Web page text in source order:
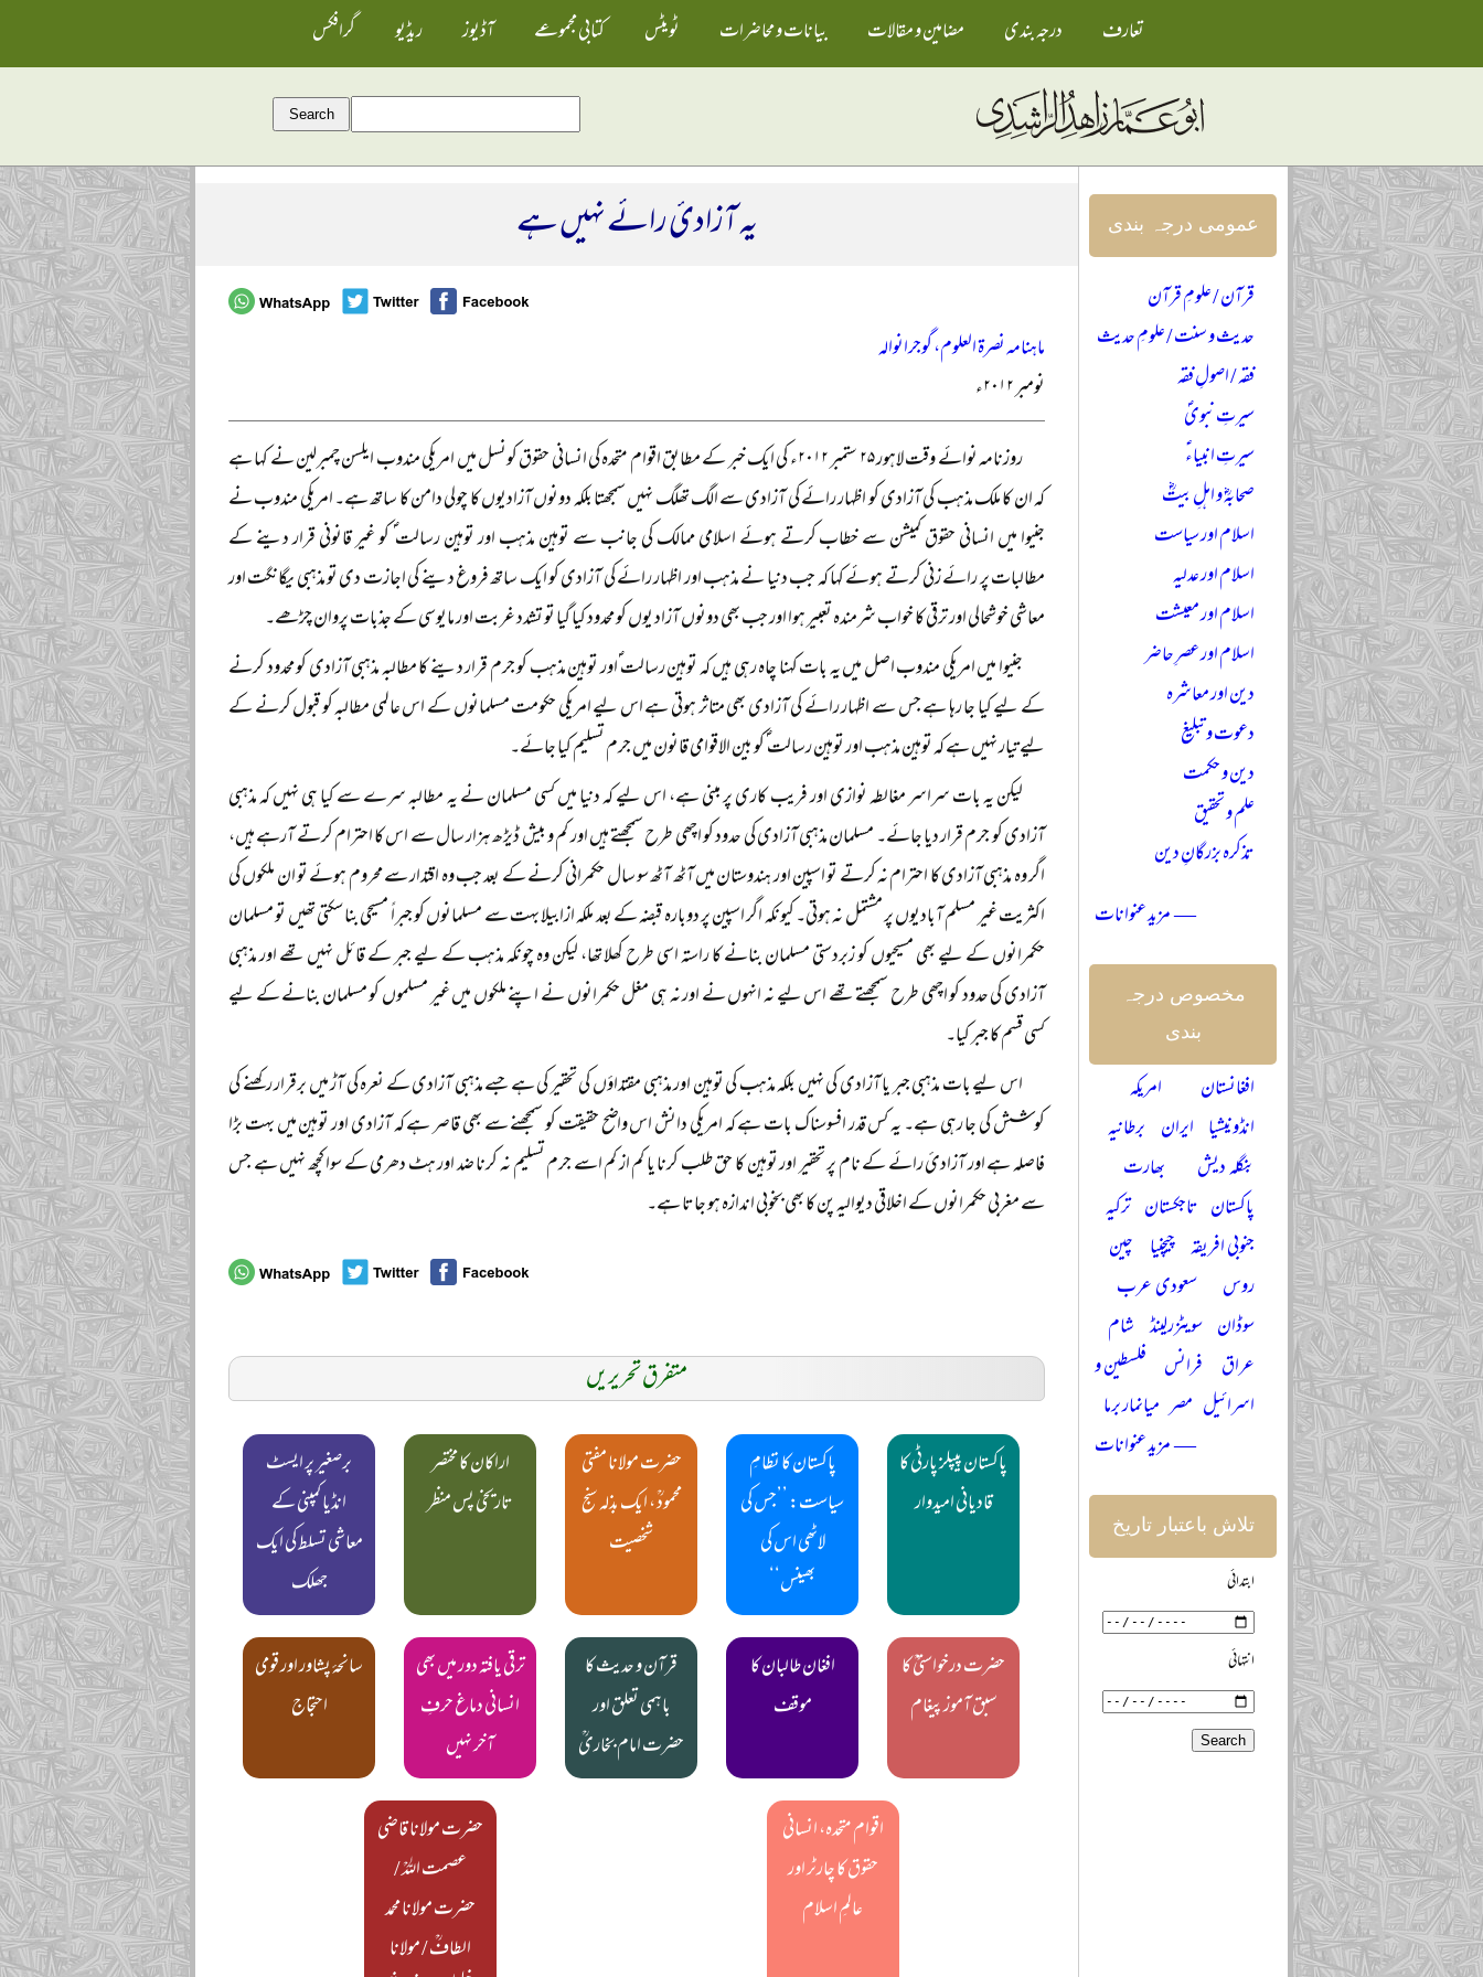
تعارف درجہ بندی مضامین و مقالات بیانات و محاضرات ٹویٹس کتابی مجموعے آڈیوز ریڈیو گرافکس
یہ آزادیٔ رائے نہیں ہے
ماہنامہ نصرۃ العلوم، گوجرانوالہ
نومبر ۲۰۱۲ء
روزنامہ نوائے وقت لاہور ۲۵ ستمبر ۲۰۱۲ء کی ایک خبر کے مطابق اقوام متحدہ کی انسانی حقوق کونسل میں امریکی مندوب ایلسن چمبرلین نے کہا ہے
کہ ان کا ملک مذہب کی آزادی کو اظہار رائے کی آزادی سے الگ تھلگ نہیں سمجھتا بلکہ دونوں آزادیوں کا چولی دامن کا ساتھ ہے۔ امریکی مندوب نے
جنیوا میں انسانی حقوق کمیشن سے خطاب کرتے ہوئے اسلامی ممالک کی جانب سے توہین مذہب اور توہین رسالت ؐ کو غیر قانونی قرار دینے کے
مطالبات پر رائے زنی کرتے ہوئے کہا کہ جب دنیا نے مذہب اور اظہار رائے کی آزادی کو ایک ساتھ فروغ دینے کی اجازت دی تو مذہبی یگانگت اور
معاشی خوشحالی اور ترقی کا خواب شرمندہ تعبیر ہوا اور جب بھی دونوں آزاد یوں کو محدود کیا گیا تو تشدد غربت اور مایوسی کے جذبات پروان چڑھے۔
جنیوا میں امریکی مندوب اصل میں یہ بات کہنا چاہ رہی ہیں کہ توہین رسالت ؐاور توہین مذہب کو جرم قرار دینے کا مطالبہ مذہبی آزادی کو محدود کرنے
کے لیے کیا جا رہا ہے جس سے اظہار رائے کی آزادی بھی متاثر ہوتی ہے اس لیے امریکی حکومت مسلمانوں کے اس عالمی مطالبہ کو قبول کرنے کے
لیے تیار نہیں ہے کہ توہین مذہب اور توہین رسالت ؐ کو بین الاقوامی قانون میں جرم تسلیم کیا جائے۔
لیکن یہ بات سراسر مغالطہ نوازی اور فریب کاری پر مبنی ہے، اس لیے کہ دنیا میں کسی مسلمان نے یہ مطالبہ سرے سے کیا ہی نہیں کہ مذہبی
آزادی کو جرم قرار دیا جائے۔ مسلمان مذہبی آزادی کی حدود کو اچھی طرح سمجھتے ہیں اور کم و بیش ڈیڑھ ہزار سال سے اس کا احترام کرتے آرہے ہیں،
اگر وہ مذہبی آزادی کا احترام نہ کرتے تو اسپین اور ہندوستان میں آٹھ آٹھ سو سال حکمرانی کرنے کے بعد جب وہ اقتدار سے محروم ہوئے تو ان ملکوں کی
اکثریت غیر مسلم آبادیوں پر مشتمل نہ ہوتی۔ کیونکہ اگر اسپین پر دوبارہ قبضہ کے بعد ملکہ ازابیلا بہت سے مسلمانوں کو جبراً مسیحی بنا سکتی تھیں تو مسلمان
حکمرانوں کے لیے بھی مسیحیوں کو زبردستی مسلمان بنانے کا راستہ اسی طرح کھلا تھا، لیکن وہ چونکہ مذہب کے لیے جبر کے قائل نہیں تھے اور مذہبی
آزادی کی حدود کو اچھی طرح سمجھتے تھے اس لیے نہ انہوں نے اور نہ ہی مغل حکمرانوں نے اپنے ملکوں میں غیر مسلموں کو مسلمان بنانے کے لیے
کسی قسم کا جبر کیا۔
اس لیے بات مذہبی جبر یا آزادی کی نہیں بلکہ مذہب کی توہین اور مذہبی مقتداؤں کی تحقیر کی ہے جسے مذہبی آزادی کے نعرہ کی آڑ میں برقرار رکھنے کی
کوشش کی جا رہی ہے۔ یہ کس قدر افسوسناک بات ہے کہ امریکی دانش اس واضح حقیقت کو سمجھنے سے بھی قاصر ہے کہ آزادی اور توہین میں بہت بڑا
فاصلہ ہے اور آزادیٔ رائے کے نام پر تحقیر اور توہین کا حق طلب کرنا یا کم از کم اسے جرم تسلیم نہ کرنا ضد اور ہٹ دھرمی کے سوا کچھ نہیں ہے جس
سے مغربی حکمرانوں کے اخلاقی دیوالیہ پن کا بھی بخوبی اندازہ ہو جاتا ہے۔
متفرق تحریریں
پاکستان پیپلز پارٹی کا
قادیانی امیدوار
پاکستان کا نظامِ
سیاست: ’’جس کی
لاٹھی اس کی
بھینس‘‘
حضرت مولانا مفتی
محمودؒ ، ایک بذلہ سنج
شخصیت
اراکان کا مختصر
تاریخی پس منظر
برصغیر پر ایسٹ
انڈیا کمپنی کے
معاشی تسلط کی ایک
جھلک
حضرت درخواستیؒ کا
سبق آموز پیغام
افغان طالبان کا
موقف
قرآن و حدیث کا
باہمی تعلق اور
حضرت امام بخاریؒ
ترقی یافتہ دور میں بھی
انسانی دماغ حرفِ
آخر نہیں
سانحۂ پشاور اور قومی
احتجاج
اقوام متحدہ، انسانی
حقوق کا چارٹر اور
عالمِ اسلام
حضرت مولانا قاضی
عصمت اللہؒ /
حضرت مولانا محمد
الطافؒ / مولانا
عمومی درجہ بندی
قرآن / علومِ قرآن
حدیث و سنت / علومِ حدیث
فقہ / اصولِ فقہ
سیرتِ نبویؐ
سیرتِ انبیاءؑ
صحابہؓ و اہلِ بیتؓ
اسلام اور سیاست
اسلام اور عدلیہ
اسلام اور معیشت
اسلام اور عصرِ حاضر
دین اور معاشرہ
دعوت و تبلیغ
دین و حکمت
علم و تحقیق
تذکرہ بزرگانِ دین
— مزید عنوانات
مخصوص درجہ
بندی
افغانستان
امریکہ
انڈونیشیا ایران برطانیہ
بنگلہ دیش
بھارت
پاکستان تاجکستان ترکیہ
جنوبی افریقہ چیچنیا چین
روس
سعودی عرب
سوڈان سویٹزرلینڈ شام
عراق فرانس فلسطین و
اسرائیل مصر میانمار برما
— مزید عنوانات
تلاش باعتبار تاریخ
ابتدائی
انتہائی